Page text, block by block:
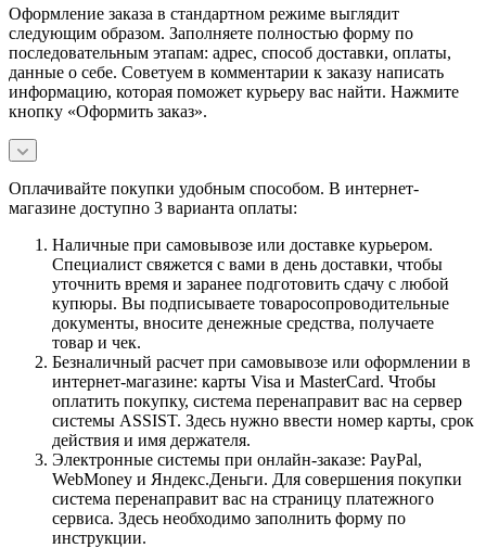
Оформление заказа в стандартном режиме выглядит
следующим образом. Заполняете полностью форму по
последовательным этапам: адрес, способ доставки, оплаты,
данные о себе. Советуем в комментарии к заказу написать
информацию, которая поможет курьеру вас найти. Нажмите
кнопку «Оформить заказ».
Оплачивайте покупки удобным способом. В интернет-
магазине доступно 3 варианта оплаты:
Наличные при самовывозе или доставке курьером.
Специалист свяжется с вами в день доставки, чтобы
уточнить время и заранее подготовить сдачу с любой
купюры. Вы подписываете товаросопроводительные
документы, вносите денежные средства, получаете
товар и чек.
Безналичный расчет при самовывозе или оформлении в
интернет-магазине: карты Visa и MasterCard. Чтобы
оплатить покупку, система перенаправит вас на сервер
системы ASSIST. Здесь нужно ввести номер карты, срок
действия и имя держателя.
Электронные системы при онлайн-заказе: PayPal,
WebMoney и Яндекс.Деньги. Для совершения покупки
система перенаправит вас на страницу платежного
сервиса. Здесь необходимо заполнить форму по
инструкции.